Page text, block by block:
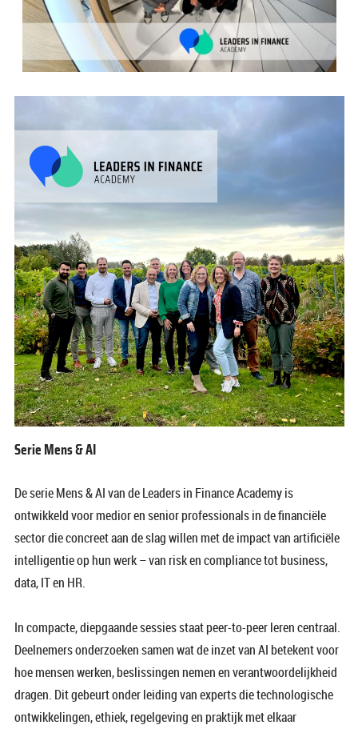
Serie Mens & AI
De serie Mens & AI van de Leaders in Finance Academy is
ontwikkeld voor medior en senior professionals in de financiële
sector die concreet aan de slag willen met de impact van artificiële
intelligentie op hun werk – van risk en compliance tot business,
data, IT en HR.
In compacte, diepgaande sessies staat peer-to-peer leren centraal.
Deelnemers onderzoeken samen wat de inzet van AI betekent voor
hoe mensen werken, beslissingen nemen en verantwoordelijkheid
dragen. Dit gebeurt onder leiding van experts die technologische
ontwikkelingen, ethiek, regelgeving en praktijk met elkaar